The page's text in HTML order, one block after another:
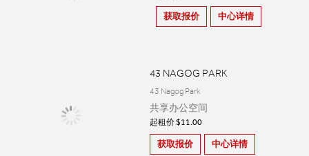
获取报价 中心详情
43 NAGOG PARK
43 Nagog Park
共享办公空间
起租价 $11.00
获取报价 中心详情